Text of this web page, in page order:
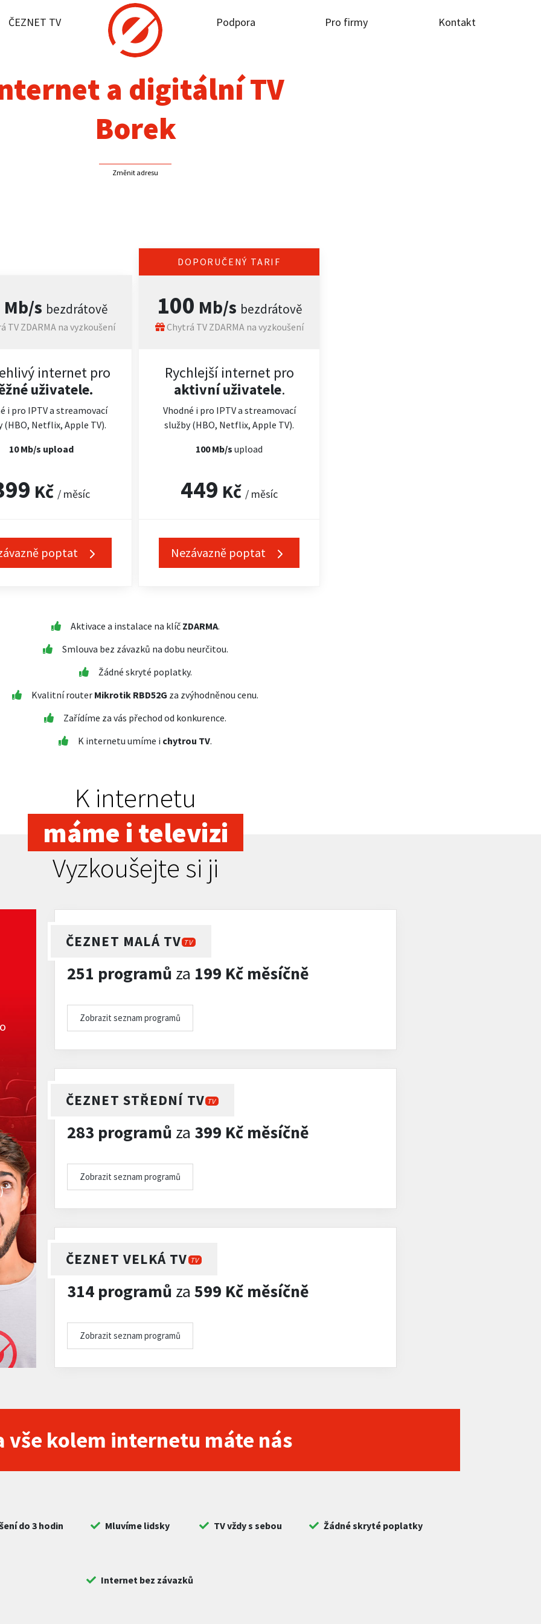
ČEZNET TV Podpora Pro firmy Kontakt
a digitální TV
Borek
Změnit adresu
Mb/s bezdrátově
TV ZDARMA na vyzkoušení
internet pro
uživatele.
i pro IPTV a streamovací
(HBO, Netflix, Apple TV).
10 Mb/s upload
Kč / měsíc
poptat
DOPORUČENÝ TARIF
100 Mb/s bezdrátově
Chytrá TV ZDARMA na vyzkoušení
Rychlejší internet pro
aktivní uživatele.
Vhodné i pro IPTV a streamovací
služby (HBO, Netflix, Apple TV).
100 Mb/supload
449 Kč / měsíc
Nezávazně poptat
Aktivace a instalace na klíč ZDARMA.
Smlouva bez závazků na dobu neurčitou.
Žádné skryté poplatky.
Kvalitní router Mikrotik RBD52G za zvýhodněnou cenu.
Zařídíme za vás přechod od konkurence.
K internetu umíme i chytrou TV.
K internetu
máme i televizi
Vyzkoušejte si ji
ČEZNET MALÁ TV TV
251 programů za 199 Kč měsíčně
Zobrazit seznam programů
ČEZNET STŘEDNÍ TV TV
283 programů za 399 Kč měsíčně
Zobrazit seznam programů
ČEZNET VELKÁ TV TV
314 programů za 599 Kč měsíčně
Zobrazit seznam programů
vše kolem internetu máte nás
do 3 hodin Mluvíme lidsky TV vždy s sebou Žádné skryté poplatky
Internet bez závazků